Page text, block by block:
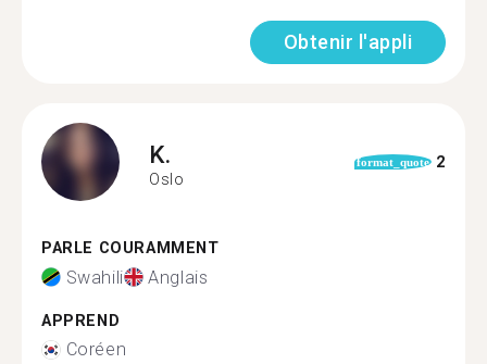
Obtenir l'appli
K.
Oslo
format_quote 2
PARLE COURAMMENT
Swahili Anglais
APPREND
Coréen